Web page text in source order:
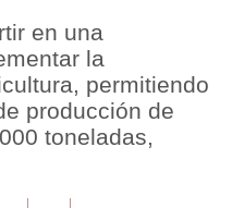
en una
la
permitiendo
producción de
toneladas,